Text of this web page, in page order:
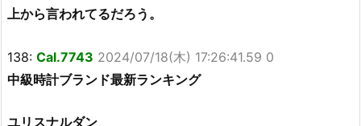
上から言われてるだろう。
138: Cal.7743 2024/07/18(木) 17:26:41.59 0
中級時計ブランド最新ランキング
ユリスナルダン